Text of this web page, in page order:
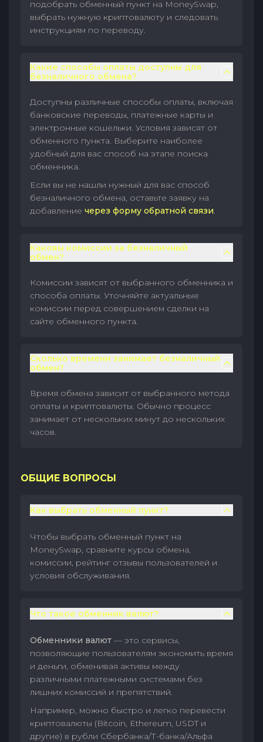
подобрать обменный пункт на MoneySwap,
выбрать нужную криптовалюту и следовать
инструкциям по переводу.
Какие способы оплаты доступны для
безналичного обмена?
Доступны различные способы оплаты, включая
банковские переводы, платежные карты и
электронные кошельки. Условия зависят от
обменного пункта. Выберите наиболее
удобный для вас способ на этапе поиска
обменника.
Если вы не нашли нужный для вас способ
безналичного обмена, оставьте заявку на
добавление через форму обратной связи.
Каковы комиссии за безналичный
обмен?
Комиссии зависят от выбранного обменника и
способа оплаты. Уточняйте актуальные
комиссии перед совершением сделки на
сайте обменного пункта.
Сколько времени занимает безналичный
обмен?
Время обмена зависит от выбранного метода
оплаты и криптовалюты. Обычно процесс
занимает от нескольких минут до нескольких
часов.
ОБЩИЕ ВОПРОСЫ
Как выбрать обменный пункт?
Чтобы выбрать обменный пункт на
MoneySwap, сравните курсы обмена,
комиссии, рейтинг отзывы пользователей и
условия обслуживания.
Что такое обменник валют?
Обменники валют — это сервисы,
позволяющие пользователям экономить время
и деньги, обменивая активы между
различными платежными системами без
лишних комиссий и препятствий.
Например, можно быстро и легко перевести
криптовалюты (Bitcoin, Ethereum, USDT и
другие) в рубли Сбербанка/Т-банка/Альфа